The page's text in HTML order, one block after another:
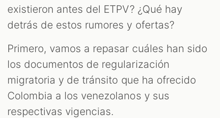
existieron antes del ETPV? ¿Qué hay
detrás de estos rumores y ofertas?
Primero, vamos a repasar cuáles han sido
los documentos de regularización
migratoria y de tránsito que ha ofrecido
Colombia a los venezolanos y sus
respectivas vigencias.